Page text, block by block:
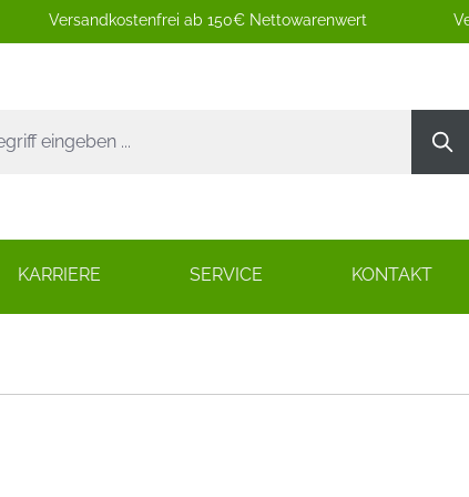
Versandkostenfrei ab 150€ Nettowarenwert
KARRIERE SERVICE KONTAKT